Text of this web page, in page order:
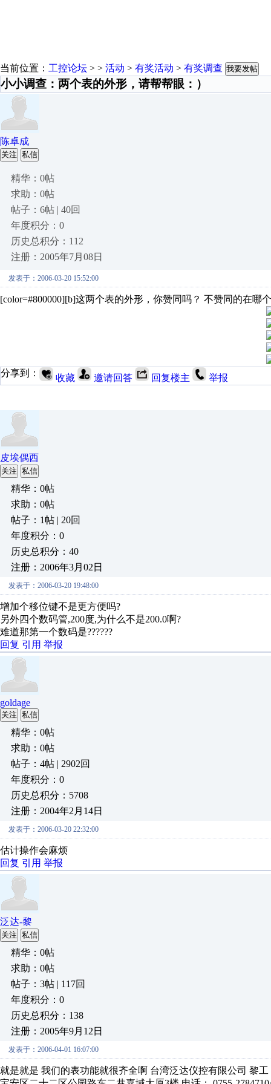
当前位置： 工控论坛 > > 活动 > 有奖活动 > 有奖调查 我要发帖
小小调查：两个表的外形，请帮帮眼：）
陈卓成
关注 私信
精华：0帖
求助：0帖
帖子：6帖 | 40回
年度积分：0
历史总积分：112
注册：2005年7月08日
发表于：2006-03-20 15:52:00
[color=#800000][b]这两个表的外形，你赞同吗？ 不赞同的在哪
分享到： 收藏 邀请回答 回复楼主 举报
皮埃偶西
关注 私信
精华：0帖
求助：0帖
帖子：1帖 | 20回
年度积分：0
历史总积分：40
注册：2006年3月02日
发表于：2006-03-20 19:48:00
增加个移位键不是更方便吗?
另外四个数码管,200度,为什么不是200.0啊?
难道那第一个数码是??????
回复 引用 举报
goldage
关注 私信
精华：0帖
求助：0帖
帖子：4帖 | 2902回
年度积分：0
历史总积分：5708
注册：2004年2月14日
发表于：2006-03-20 22:32:00
估计操作会麻烦
回复 引用 举报
泛达-黎
关注 私信
精华：0帖
求助：0帖
帖子：3帖 | 117回
年度积分：0
历史总积分：138
注册：2005年9月12日
发表于：2006-04-01 16:07:00
就是就是 我们的表功能就很齐全啊 台湾泛达仪控有限公司 黎